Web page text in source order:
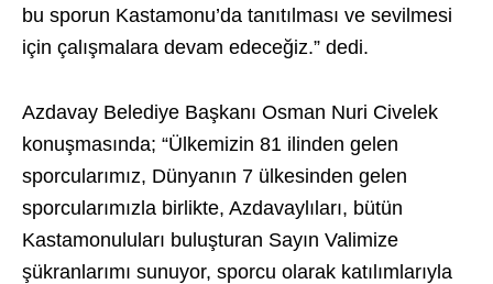
bu sporun Kastamonu’da tanıtılması ve sevilmesi
için çalışmalara devam edeceğiz.” dedi.
Azdavay Belediye Başkanı Osman Nuri Civelek
konuşmasında; “Ülkemizin 81 ilinden gelen
sporcularımız, Dünyanın 7 ülkesinden gelen
sporcularımızla birlikte, Azdavaylıları, bütün
Kastamonuluları buluşturan Sayın Valimize
şükranlarımı sunuyor, sporcu olarak katılımlarıyla